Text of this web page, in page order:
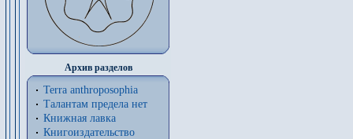
Архив разделов
Terra anthroposophia
Талантам предела нет
Книжная лавка
Книгоиздательство